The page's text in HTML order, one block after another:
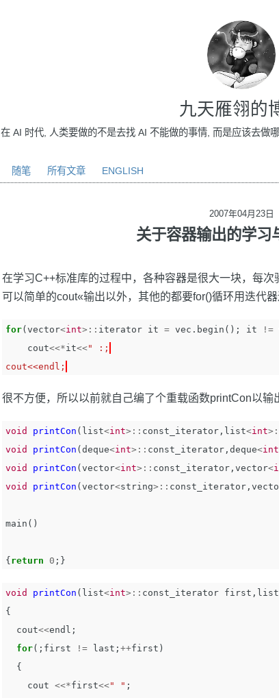
九天雁翎的
在 AI 时代, 人类要做的不是去找 AI 不能做的事情, 而是应该去做
随笔 所有文章 ENGLISH
2007年04月23日
关于容器输出的学习
在学习C++标准库的过程中，各种容器是很大一块，每
可以简单的cout«输出以外，其他的都要for()循环用迭代
for( vector<int>:: iterator it = vec . begin (); it !=
cout<<*it<<" :;
cout<<endl;
很不方便，所以以前就自己编了个重载函数printCon以输
void printCon ( list<int>:: const_iterator , list<int
void
printCon ( deque<int>:: const_iterator , deque<int
void
printCon ( vector<int>:: const_iterator , vector<
void
printCon ( vector<string>:: const_iterator ,
main ()
{ return 0 ;}
void printCon ( list<int>:: const_iterator first , list
{
cout<<endl ;
for(; first != last ; ++first )
{
cout <<*first<<" " ;